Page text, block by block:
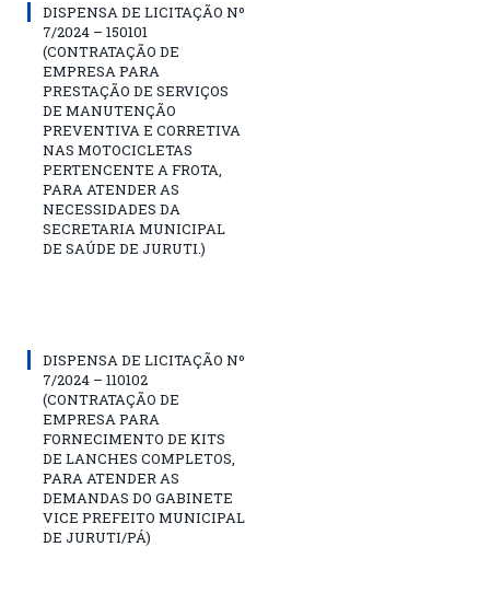
DISPENSA DE LICITAÇÃO Nº
7/2024 – 150101
(CONTRATAÇÃO DE
EMPRESA PARA
PRESTAÇÃO DE SERVIÇOS
DE MANUTENÇÃO
PREVENTIVA E CORRETIVA
NAS MOTOCICLETAS
PERTENCENTE A FROTA,
PARA ATENDER AS
NECESSIDADES DA
SECRETARIA MUNICIPAL
DE SAÚDE DE JURUTI.)
DISPENSA DE LICITAÇÃO Nº
7/2024 – 110102
(CONTRATAÇÃO DE
EMPRESA PARA
FORNECIMENTO DE KITS
DE LANCHES COMPLETOS,
PARA ATENDER AS
DEMANDAS DO GABINETE
VICE PREFEITO MUNICIPAL
DE JURUTI/PÁ)